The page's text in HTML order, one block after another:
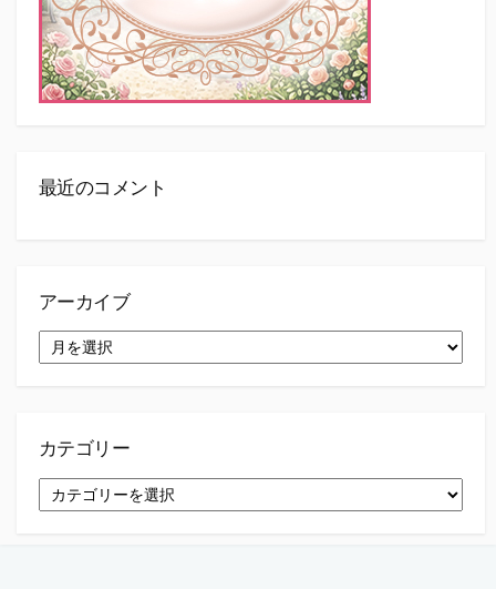
最近のコメント
アーカイブ
ー
カテゴリー
カ
テ